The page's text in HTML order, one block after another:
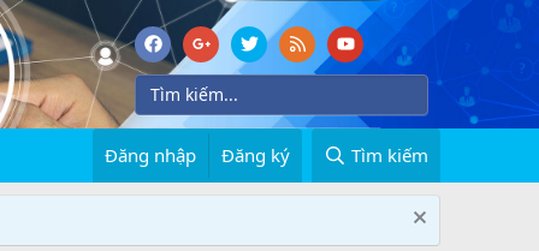
Đăng nhập Đăng ký Tìm kiếm